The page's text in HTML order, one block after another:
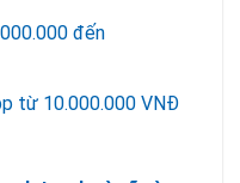
đến
từ 10.000.000 VNĐ